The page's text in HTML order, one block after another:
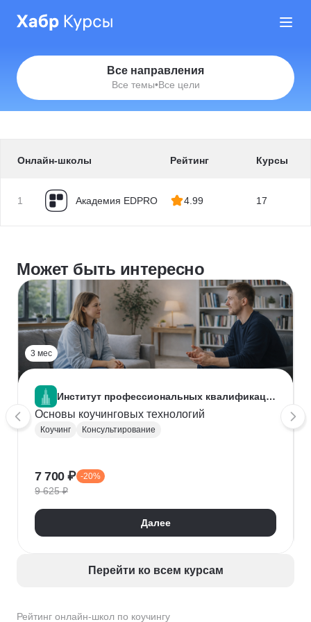
Все направления
Все темы•Все цели
Рейтинг онлайн-школ по коучингу
Онлайн-школы Рейтинг Курсы
1 Академия EDPRO 4.99 17
Может быть интересно
3 мес
Институт профессиональных квалификаций
Основы коучинговых технологий
Коучинг Консультирование
7 700 ₽ -20%
9 625 ₽
Далее
Перейти ко всем курсам